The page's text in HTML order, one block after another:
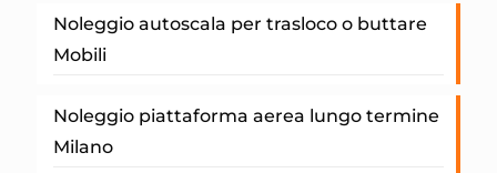
Noleggio autoscala per trasloco o buttare
Mobili
Noleggio piattaforma aerea lungo termine
Milano